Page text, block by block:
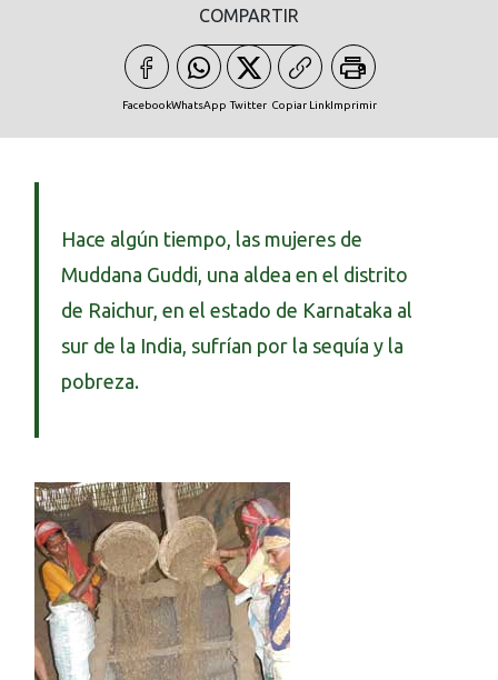
COMPARTIR
FacebookWhatsApp Twitter Copiar LinkImprimir
Hace algún tiempo, las mujeres de
Muddana Guddi, una aldea en el distrito
de Raichur, en el estado de Karnataka al
sur de la India, sufrían por la sequía y la
pobreza.